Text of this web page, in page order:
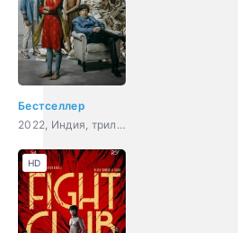
Бестселлер
2022, Индия, триллер, драма
HD